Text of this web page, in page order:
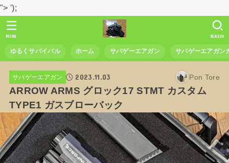
"> ');
ゆるくサバイバル ホーム サバゲーエアガン サバゲーエアガン
SEARCH
MENU
サバゲーエアガン 2023.11.03 Pon Tore
ARROW ARMS グロック17 STMT カスタム
TYPE1 ガスブローバック